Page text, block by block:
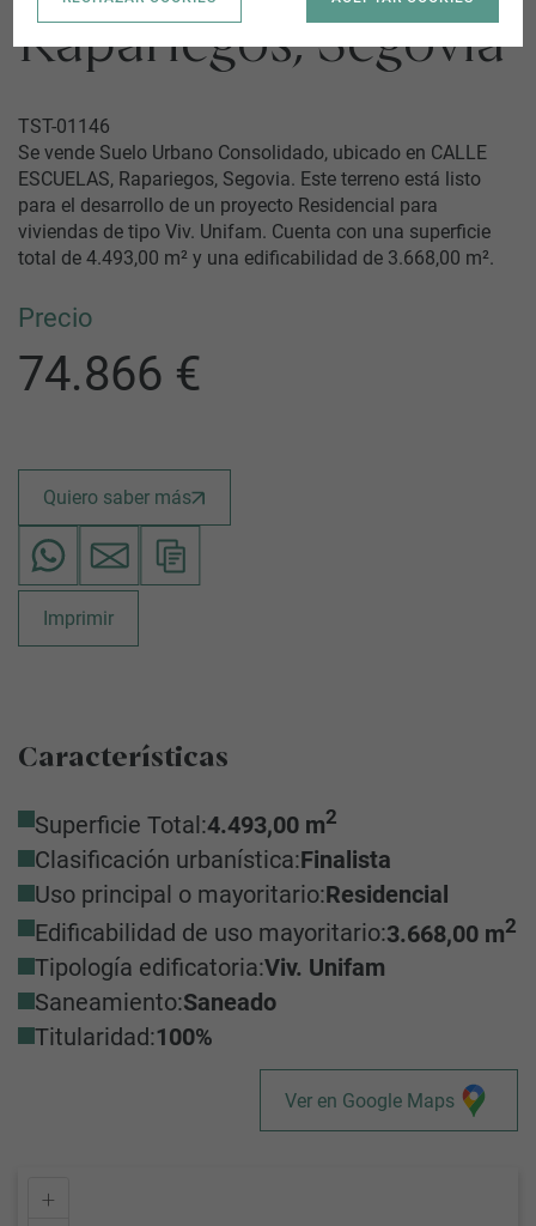
Rapariegos, Segovia
TST-01146
Se vende Suelo Urbano Consolidado, ubicado en CALLE
ESCUELAS, Rapariegos, Segovia. Este terreno está listo
para el desarrollo de un proyecto Residencial para
viviendas de tipo Viv. Unifam. Cuenta con una superficie
total de 4.493,00 m² y una edificabilidad de 3.668,00 m².
Precio
74.866 €
Quiero saber más
Imprimir
Características
Superficie Total:4.493,00 m2
Clasificación urbanística:Finalista
Uso principal o mayoritario:Residencial
Edificabilidad de uso mayoritario:3.668,00 m2
Tipología edificatoria:Viv. Unifam
Saneamiento:Saneado
Titularidad:100%
Ver en Google Maps
+